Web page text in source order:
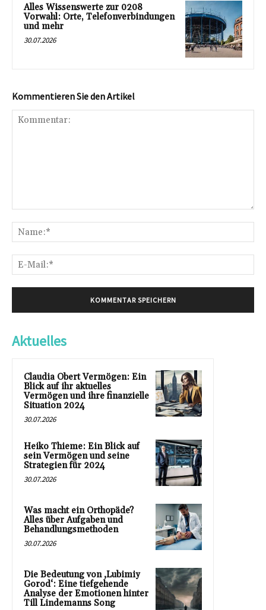
Alles Wissenswerte zur 0208
Vorwahl: Orte, Telefonverbindungen
und mehr
30.07.2026
Kommentieren Sie den Artikel
Aktuelles
Claudia Obert Vermögen: Ein
Blick auf ihr aktuelles
Vermögen und ihre finanzielle
Situation 2024
30.07.2026
Heiko Thieme: Ein Blick auf
sein Vermögen und seine
Strategien für 2024
30.07.2026
Was macht ein Orthopäde?
Alles über Aufgaben und
Behandlungsmethoden
30.07.2026
Die Bedeutung von ‚Lubimiy
Gorod‘: Eine tiefgehende
Analyse der Emotionen hinter
Till Lindemanns Song